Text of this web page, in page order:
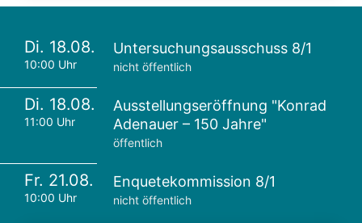
Di. 18.08.
10:00 Uhr
Untersuchungsausschuss 8/1
nicht öffentlich
Di. 18.08.
11:00 Uhr
Ausstellungseröffnung "Konrad
Adenauer – 150 Jahre"
öffentlich
Fr. 21.08.
10:00 Uhr
Enquetekommission 8/1
nicht öffentlich